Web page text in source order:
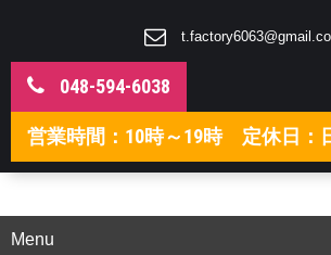
048-594-6038
営業時間：10時～19時 定休日：
Menu